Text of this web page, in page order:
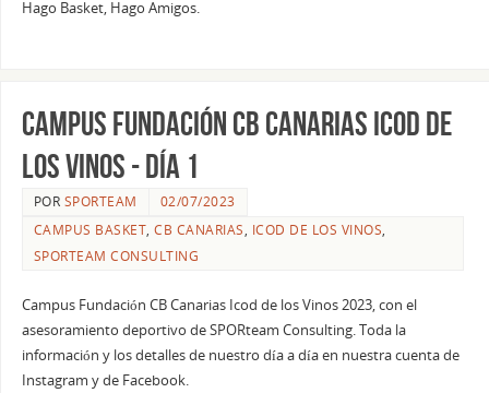
Hago Basket, Hago Amigos.
Campus Fundación CB Canarias Icod de
los Vinos - Día 1
POR SPORTEAM
02/07/2023
CAMPUS BASKET,CB CANARIAS, ICOD DE LOS VINOS,
SPORTEAM CONSULTING
Campus Fundación CB Canarias Icod de los Vinos 2023, con el
asesoramiento deportivo de SPORteam Consulting. Toda la
información y los detalles de nuestro día a día en nuestra cuenta de
Instagram y de Facebook.